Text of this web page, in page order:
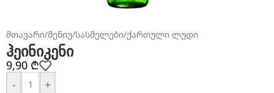
მთავარი/მენიუ/სასმელები/ქართული ლუდი
ჰეინიკენი
9,90 ₾
-
+